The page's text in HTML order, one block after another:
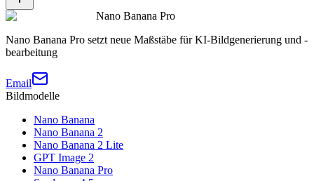
Nano Banana Pro
Nano Banana Pro setzt neue Maßstäbe für KI-Bildgenerierung und -
bearbeitung
Email
Bildmodelle
Nano Banana
Nano Banana 2
Nano Banana 2 Lite
GPT Image 2
Nano Banana Pro